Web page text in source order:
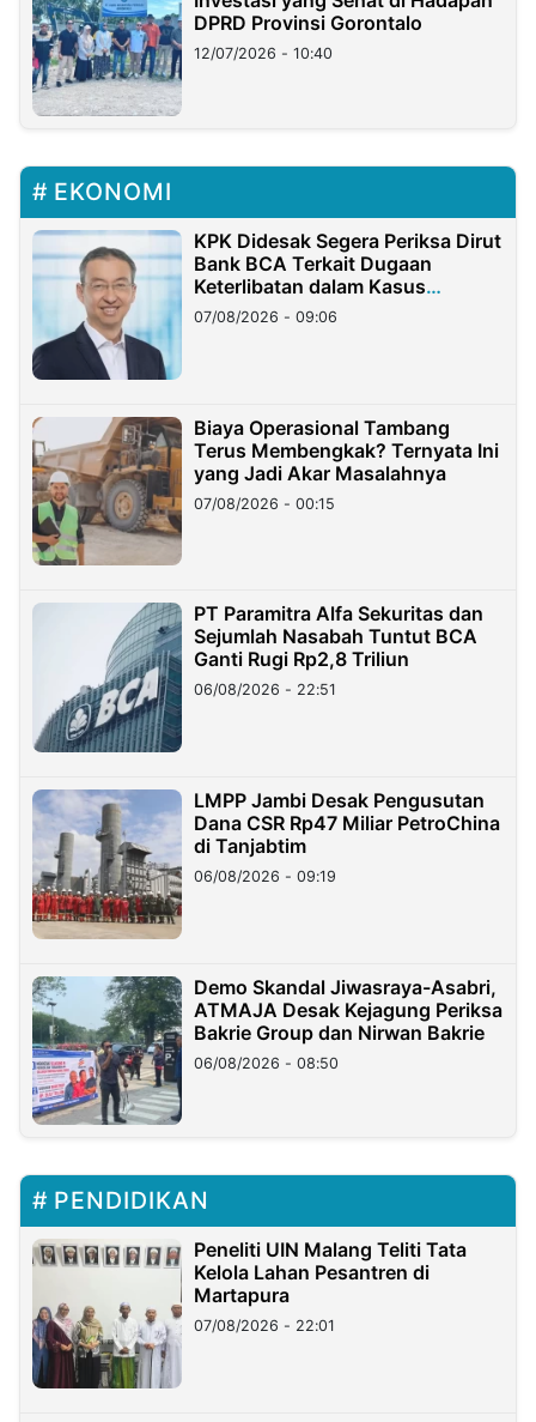
DPRD Provinsi Gorontalo
12/07/2026 - 10:40
EKONOMI
KPK Didesak Segera Periksa Dirut
Bank BCA Terkait Dugaan
Keterlibatan dalam Kasus
Hilangnya Dana Nasabah Rp2,58
Miliar
07/08/2026 - 09:06
Biaya Operasional Tambang
Terus Membengkak? Ternyata Ini
yang Jadi Akar Masalahnya
07/08/2026 - 00:15
PT Paramitra Alfa Sekuritas dan
Sejumlah Nasabah Tuntut BCA
Ganti Rugi Rp2,8 Triliun
06/08/2026 - 22:51
LMPP Jambi Desak Pengusutan
Dana CSR Rp47 Miliar PetroChina
di Tanjabtim
06/08/2026 - 09:19
Demo Skandal Jiwasraya-Asabri,
ATMAJA Desak Kejagung Periksa
Bakrie Group dan Nirwan Bakrie
06/08/2026 - 08:50
PENDIDIKAN
Peneliti UIN Malang Teliti Tata
Kelola Lahan Pesantren di
Martapura
07/08/2026 - 22:01